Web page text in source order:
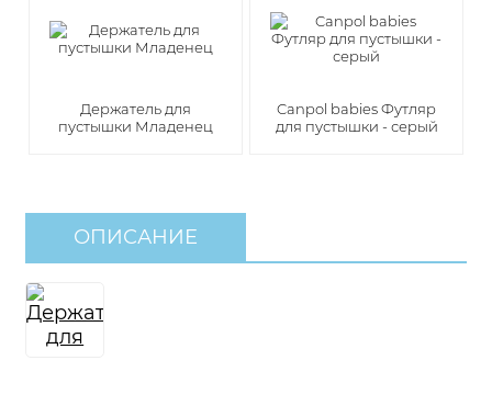
Держатель для
пустышки Младенец
Canpol babies Футляр
для пустышки - серый
ОПИСАНИЕ